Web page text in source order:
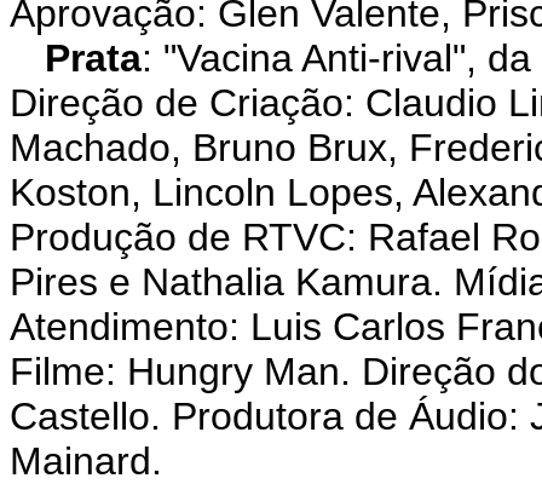
Aprovação: Glen Valente,
Prata: "Vacina Anti-rival",
Direção de Criação: Claudio
Machado, Bruno Brux,
Koston, Lincoln Lopes,
Produção de RTVC: Rafael
Pires e Nathalia Kamura.
Atendimento: Luis Carlos
Filme: Hungry Man. Direção
Castello. Produtora de Áudio:
Mainard.